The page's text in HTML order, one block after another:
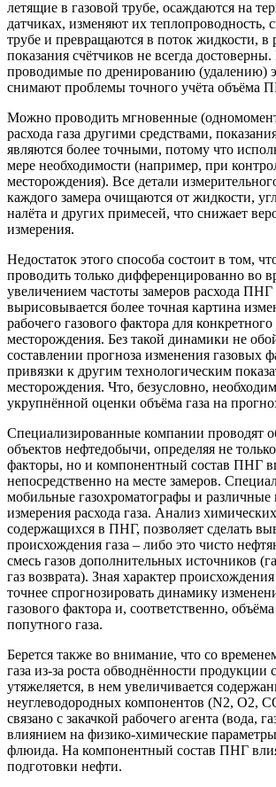
летящие в газовой трубе, осаждаются на
датчиках, изменяют их теплопроводность,
трубе и превращаются в поток жидкости, в
показания счётчиков не всегда
проводимые по дренированию (удалению)
снимают проблемы точного учёта объёма
Можно проводить мгновенные
расхода газа другими средствами,
являются более точными, потому что
мере необходимости (например, при
месторождения). Все детали
каждого замера очищаются от жидкости,
налёта и других примесей, что снижает
измерения.
Недостаток этого способа состоит в том,
проводить только дифференцированно во
увеличением частоты замеров расхода
вырисовывается более точная картина
рабочего газового фактора для
месторождения. Без такой динамики не
составлении прогноза изменения газовых
привязки к другим технологическим
месторождения. Что, безусловно,
укрупнённой оценки объёма газа на
Специализированные компании проводят
объектов нефтедобычи, определяя не
факторы, но и компонентный состав ПНГ
непосредственно на месте замеров.
мобильные газохроматографы и
измерения расхода газа. Анализ
содержащихся в ПНГ, позволяет сделать
происхождения газа – либо это чисто
смесь газов дополнительных источников
газ возврата). Зная характер
точнее спрогнозировать динамику
газового фактора и, соответственно,
попутного газа.
Берется также во внимание, что со
газа из-за роста обводнённости продукции
утяжеляется, в нем увеличивается
неуглеводородных компонентов (N2, О2,
связано с закачкой рабочего агента (вода,
влиянием на физико-химические
флюида. На компонентный состав ПНГ
подготовки нефти.